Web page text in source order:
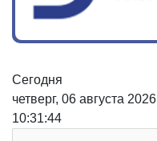
Сегодня
четверг, 06 августа 2026
10:31:45